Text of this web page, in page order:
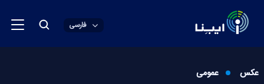
فارسی
عکس عمومی